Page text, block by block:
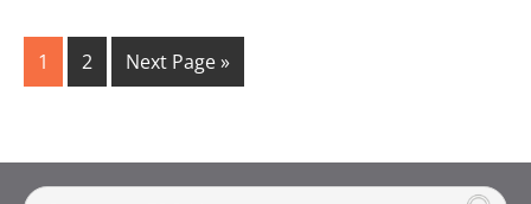
1 2 Next Page »